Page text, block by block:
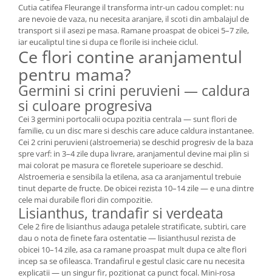
Cutia catifea Fleurange il transforma intr-un cadou complet: nu
are nevoie de vaza, nu necesita aranjare, il scoti din ambalajul de
transport si il asezi pe masa. Ramane proaspat de obicei 5–7 zile,
iar eucaliptul tine si dupa ce florile isi incheie ciclul.
Ce flori contine aranjamentul
pentru mama?
Germini si crini peruvieni — caldura
si culoare progresiva
Cei 3 germini portocalii ocupa pozitia centrala — sunt flori de
familie, cu un disc mare si deschis care aduce caldura instantanee.
Cei 2 crini peruvieni (alstroemeria) se deschid progresiv de la baza
spre varf: in 3–4 zile dupa livrare, aranjamentul devine mai plin si
mai colorat pe masura ce floretele superioare se deschid.
Alstroemeria e sensibila la etilena, asa ca aranjamentul trebuie
tinut departe de fructe. De obicei rezista 10–14 zile — e una dintre
cele mai durabile flori din compozitie.
Lisianthus, trandafir si verdeata
Cele 2 fire de lisianthus adauga petalele stratificate, subtiri, care
dau o nota de finete fara ostentatie — lisianthusul rezista de
obicei 10–14 zile, asa ca ramane proaspat mult dupa ce alte flori
incep sa se ofileasca. Trandafirul e gestul clasic care nu necesita
explicatii — un singur fir, pozitionat ca punct focal. Mini-rosa